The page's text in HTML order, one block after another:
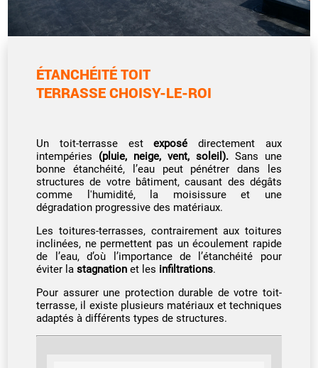
ÉTANCHÉITÉ TOIT
TERRASSE CHOISY-LE-ROI
Un toit-terrasse estexposé directement aux
intempéries (pluie, neige, vent, soleil).Sans une
bonne étanchéité, l’eau peut pénétrer dans les
structures de votre bâtiment, causant des dégâts
comme l'humidité, la moisissure et une
dégradation progressive des matériaux.
Les toitures-terrasses, contrairement aux toitures
inclinées, ne permettent pas un écoulement rapide
de l’eau, d’où l’importance de l’étanchéité pour
éviter lastagnation et les infiltrations.
Pour assurer une protection durable de votre toit-
terrasse, il existe plusieurs matériaux et techniques
adaptés à différents types de structures.